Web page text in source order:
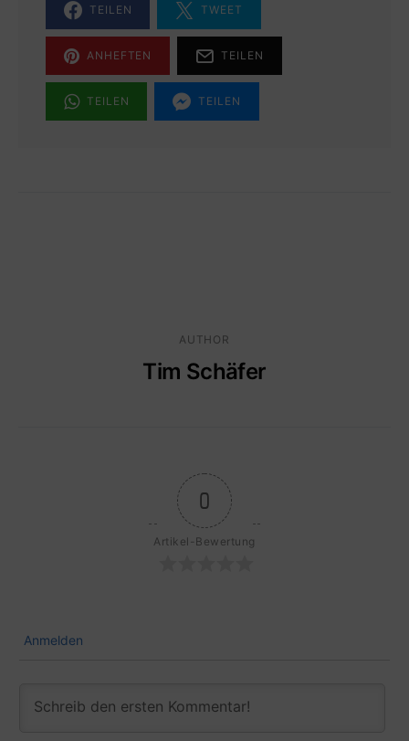
TEILEN TWEET
ANHEFTEN TEILEN
TEILEN TEILEN
AUTHOR
Tim Schäfer
0
Artikel-Bewertung
Anmelden